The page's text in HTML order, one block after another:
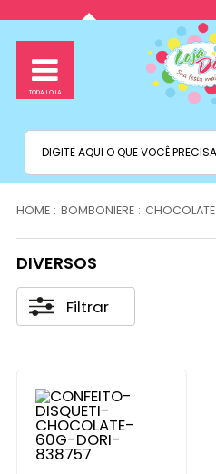
BOMBONIERE CHOCOLATE
DIVERSOS
Filtrar